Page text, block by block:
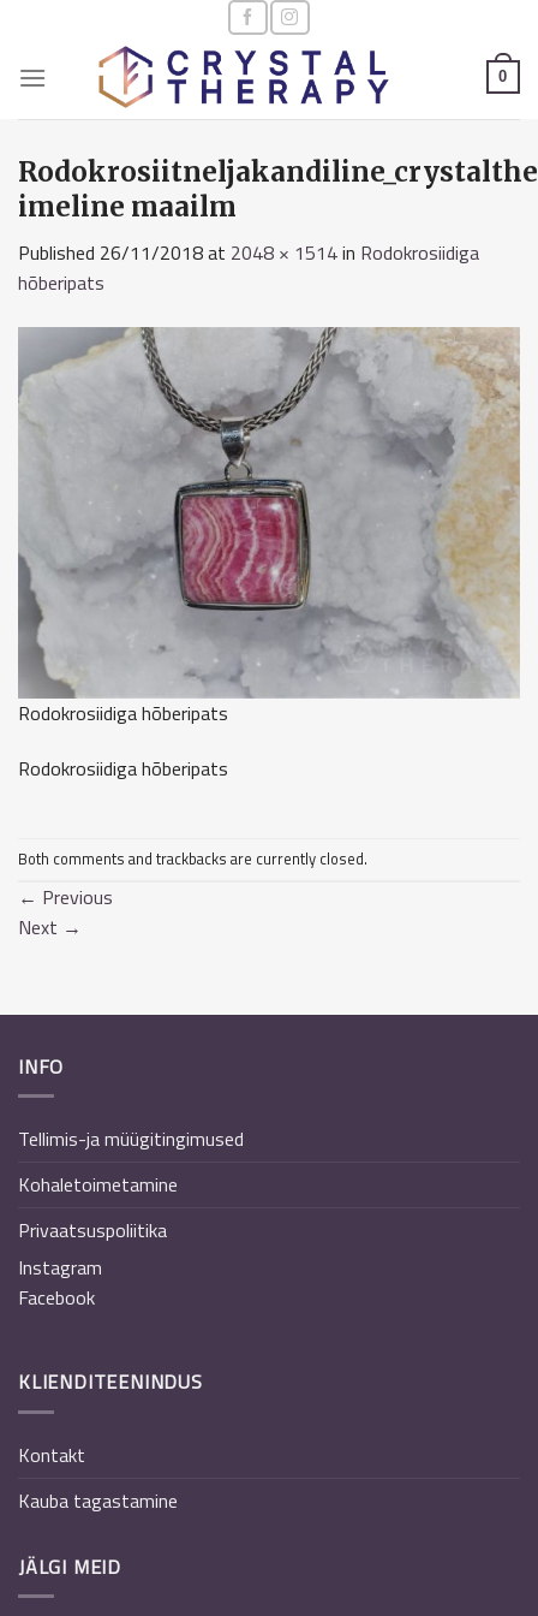
content
0
imeline maailm
Published 26/11/2018at 2048 × 1514in Rodokrosiidiga
hõberipats
Rodokrosiidiga hõberipats
Rodokrosiidiga hõberipats
Both comments and trackbacks are currently closed.
← Previous
Next →
INFO
Tellimis-ja müügitingimused
Kohaletoimetamine
Privaatsuspoliitika
Instagram
Facebook
KLIENDITEENINDUS
Kontakt
Kauba tagastamine
JÄLGI MEID